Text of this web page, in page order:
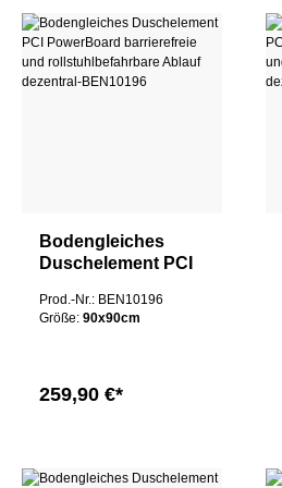
Bodengleiches
Duschelement PCI
barrierefreie und
rollstuhlbefahrbare
Prod.-Nr.: BEN10196
Größe: 90x90cm
259,90 €*